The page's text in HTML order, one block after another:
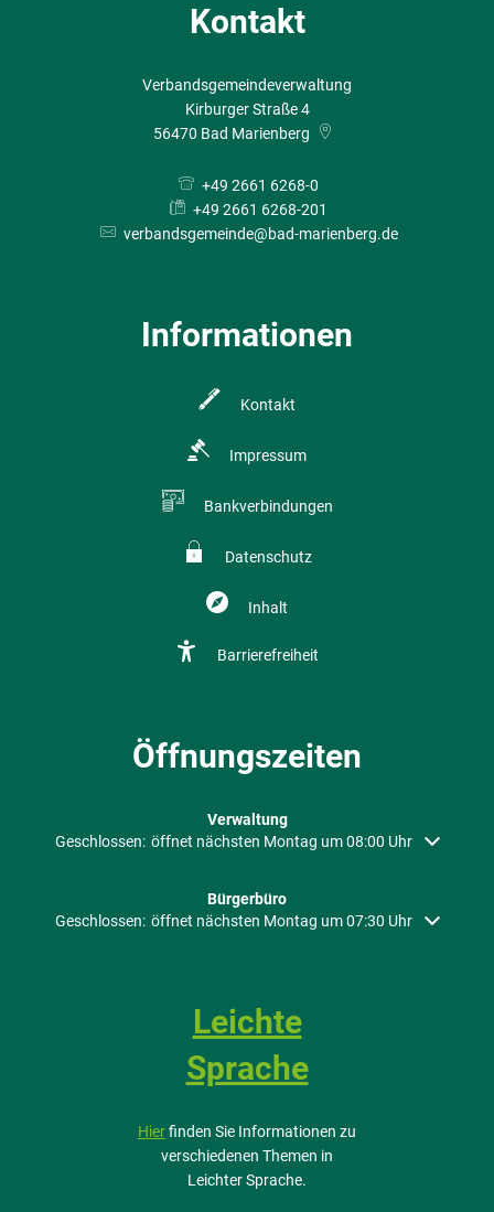
Kontakt
Verbandsgemeindeverwaltung
Kirburger Straße 4
56470 Bad Marienberg
+49 2661 6268-0
+49 2661 6268-201
verbandsgemeinde@bad-marienberg.de
Informationen
Kontakt
Impressum
Bankverbindungen
Datenschutz
Inhalt
Barrierefreiheit
Öffnungszeiten
Verwaltung
Klicken, um weitere Öffnungs- oder Schließzeiten auszublenden
Geschlossen: öffnet nächsten Montag um 08:00 Uhr
Bürgerbüro
Klicken, um weitere Öffnungs- oder Schließzeiten auszublenden
Geschlossen: öffnet nächsten Montag um 07:30 Uhr
Leichte
Sprache
Hierfinden Sie Informationen zu
verschiedenen Themen in
Leichter Sprache.